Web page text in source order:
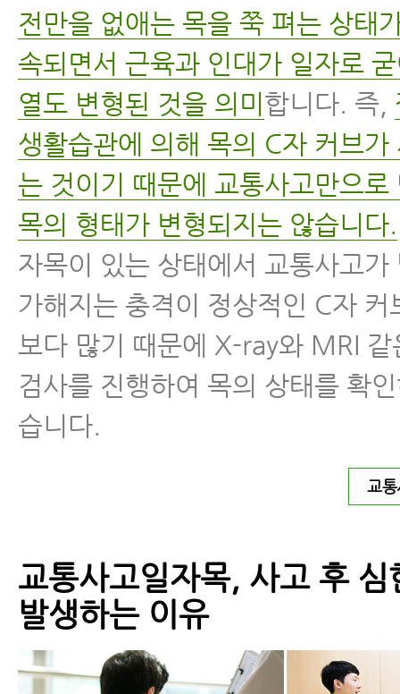
전만을 없애는 목을 쭉 펴는 상태
속되면서 근육과 인대가 일자로
열도 변형된 것을 의미 합니다. 즉,
생활습관에 의해 목의 C자 커브가
는 것이기 때문에 교통사고만으로
목의 형태가 변형되지는 않습니다.
자목이 있는 상태에서 교통사고가
가해지는 충격이 정상적인 C자 커
보다 많기 때문에 X-ray와 MRI 같
검사를 진행하여 목의 상태를 확
습니다.
교
교통사고일자목, 사고 후 심
발생하는 이유